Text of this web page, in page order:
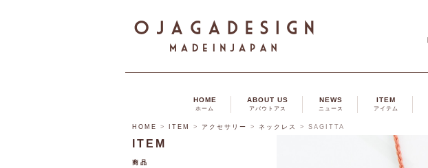
HOME
ホーム
ABOUT US
アバウトアス
NEWS
ニュース
ITEM
アイテム
HOME > ITEM > アクセサリー > ネックレス > SAGITTA
ITEM
商品